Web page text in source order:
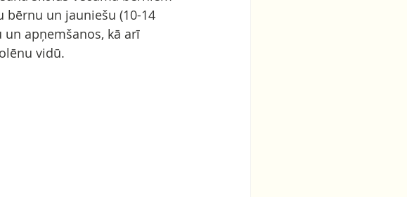
bērnu un jauniešu (10-14
apņemšanos, kā arī
vidū.